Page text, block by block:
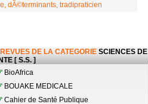
dÃ©terminants, tradipraticien
DE LA CATEGORIE SCIENCES DE
[ S.S. ]
BioAfrica
BOUAKE MEDICALE
Cahier de Santé Publique